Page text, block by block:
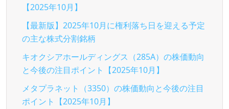
【2025年10月】
【最新版】2025年10月に権利落ち日を迎える予定
の主な株式分割銘柄
キオクシアホールディングス（285A）の株価動向
と今後の注目ポイント【2025年10月】
メタプラネット（3350）の株価動向と今後の注目
ポイント【2025年10月】